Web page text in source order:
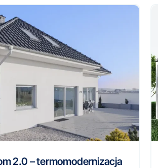
2.0 – termomodernizacja